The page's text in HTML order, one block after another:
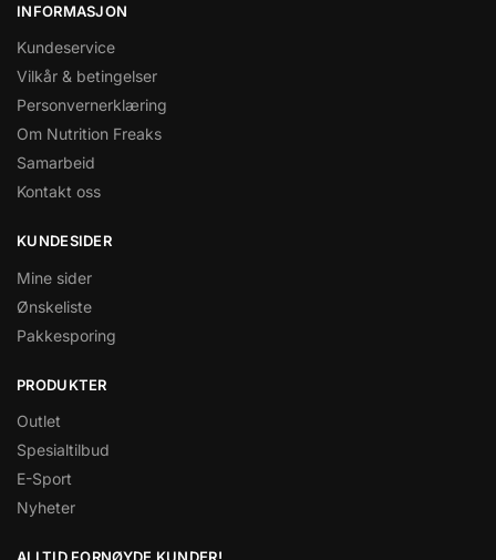
INFORMASJON
Kundeservice
Vilkår & betingelser
Personvernerklæring
Om Nutrition Freaks
Samarbeid
Kontakt oss
KUNDESIDER
Mine sider
Ønskeliste
Pakkesporing
PRODUKTER
Outlet
Spesialtilbud
E-Sport
Nyheter